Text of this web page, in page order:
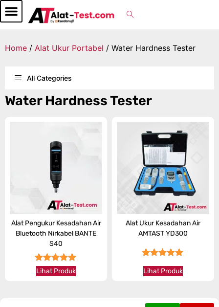
Home / Alat Ukur Portabel / Water Hardness Tester
All Categories
Water Hardness Tester
Alat Pengukur Kesadahan Air
Bluetooth Nirkabel BANTE
S40
★★★★★
Lihat Produk
Alat Ukur Kesadahan Air
AMTAST YD300
Lihat Produk